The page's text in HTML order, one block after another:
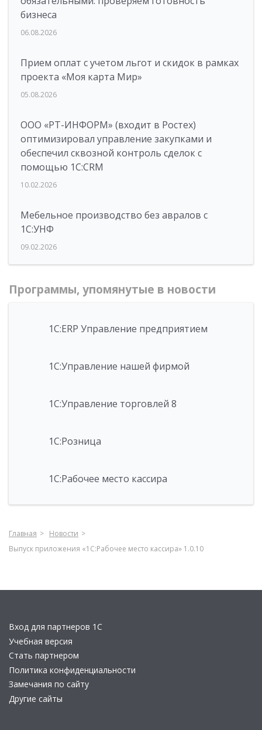
бизнеса
06.08.2026
Прием оплат с учетом льгот и скидок в рамках
проекта «Моя карта Мир»
05.08.2026
ООО «РТ-ИНФОРМ» (входит в Ростех)
оптимизировал управление закупками и
обеспечил сквозной контроль сделок с
помощью 1С:CRM
10.02.2026
Мебельное производство без авралов с
1С:УНФ
09.02.2026
Программы, упомянутые в новости
1С:ERP Управление предприятием
1С:Управление нашей фирмой
1С:Управление торговлей 8
1С:Розница
1С:Рабочее место кассира
Главная
Новости
Выпуск приложения «1С:Рабочее место кассира» 1.0.10
Вход для партнеров 1С
Учебная версия
Стать партнером
Политика конфиденциальности
Замечания по сайту
Другие сайты